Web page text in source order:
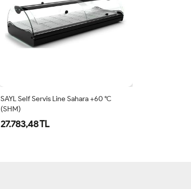
SAYL Self Servis Line Sahara +60 °C
(SHM)
27.783,48 TL